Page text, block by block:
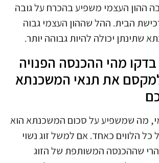
ההון העצמי משפיע בהכרח על גובה
הבית. ההל שההון העצמי גבוה
יכולה להיות גבוהה יותר.
מהי ההכנסה הפנויה
את תנאי המשכנתא
מה שמשפיע על סכום המשכנתא הוא
הלווים כאחד. אם למשל זוג נשוי
שההכנסה המשותפת של הזוג